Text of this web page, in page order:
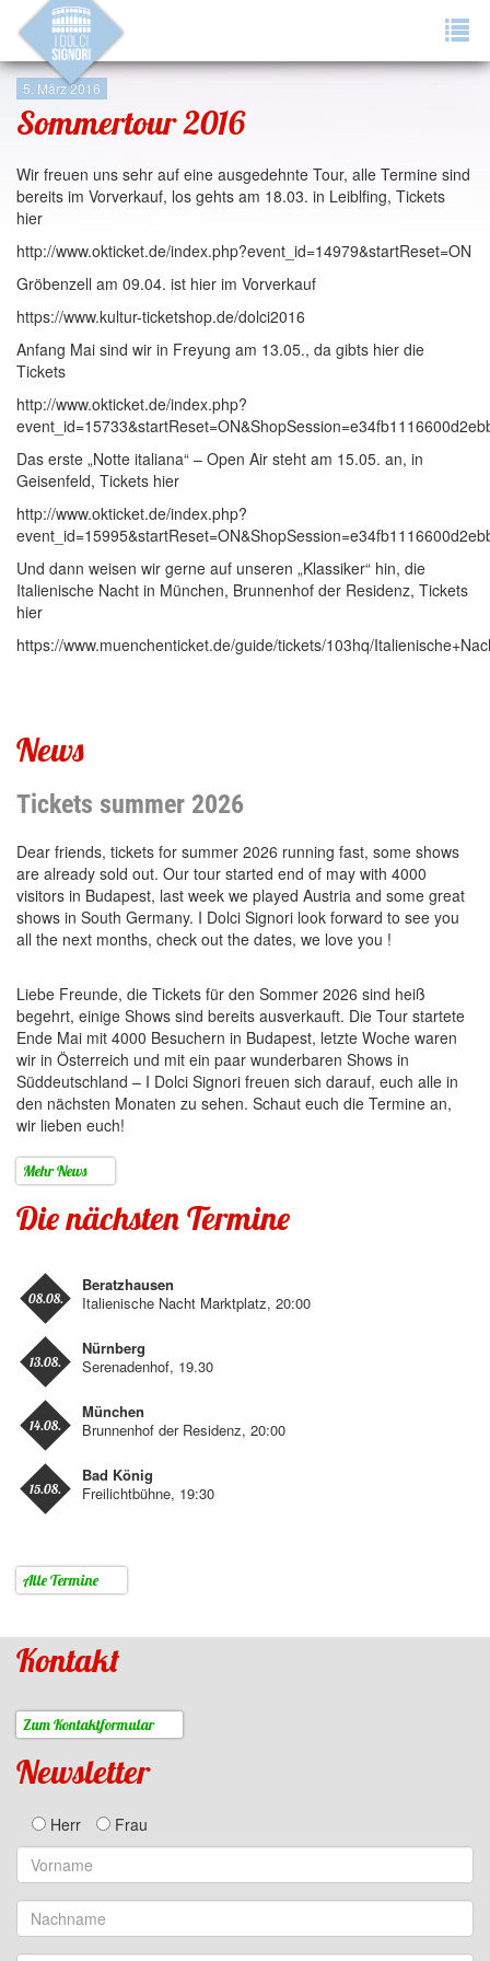
5. März 2016
Sommertour 2016
Wir freuen uns sehr auf eine ausgedehnte Tour, alle Termine sind
bereits im Vorverkauf, los gehts am 18.03. in Leiblfing, Tickets
hier
http://www.okticket.de/index.php?event_id=14979&startReset=ON
Gröbenzell am 09.04. ist hier im Vorverkauf
https://www.kultur-ticketshop.de/dolci2016
Anfang Mai sind wir in Freyung am 13.05., da gibts hier die
Tickets
http://www.okticket.de/index.php?
Das erste „Notte italiana“ – Open Air steht am 15.05. an, in
Geisenfeld, Tickets hier
http://www.okticket.de/index.php?
Und dann weisen wir gerne auf unseren „Klassiker“ hin, die
Italienische Nacht in München, Brunnenhof der Residenz, Tickets
hier
https://www.muenchenticket.de/guide/tickets/103hq/
News
Tickets summer 2026
Dear friends, tickets for summer 2026 running fast, some shows
are already sold out. Our tour started end of may with 4000
visitors in Budapest, last week we played Austria and some great
shows in South Germany. I Dolci Signori look forward to see you
all the next months, check out the dates, we love you !
Liebe Freunde, die Tickets für den Sommer 2026 sind heiß
begehrt, einige Shows sind bereits ausverkauft. Die Tour startete
Ende Mai mit 4000 Besuchern in Budapest, letzte Woche waren
wir in Österreich und mit ein paar wunderbaren Shows in
Süddeutschland – I Dolci Signori freuen sich darauf, euch alle in
den nächsten Monaten zu sehen. Schaut euch die Termine an,
wir lieben euch!
Mehr News
Die nächsten Termine
Beratzhausen
Italienische Nacht Marktplatz, 20:00
08.08.
Nürnberg
Serenadenhof, 19.30
13.08.
München
Brunnenhof der Residenz, 20:00
14.08.
Bad König
Freilichtbühne, 19:30
15.08.
Alle Termine
Kontakt
Zum Kontaktformular
Newsletter
Herr Frau